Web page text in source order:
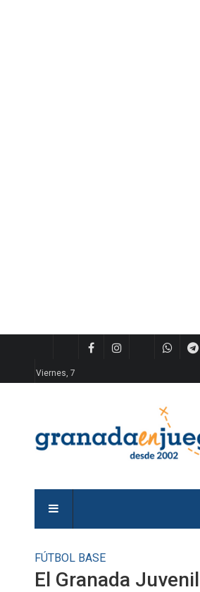
Viernes, 7
FÚTBOL BASE
El Granada